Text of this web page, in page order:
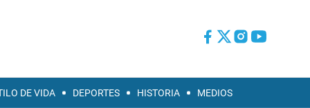
DE VIDA DEPORTES HISTORIA MEDIOS